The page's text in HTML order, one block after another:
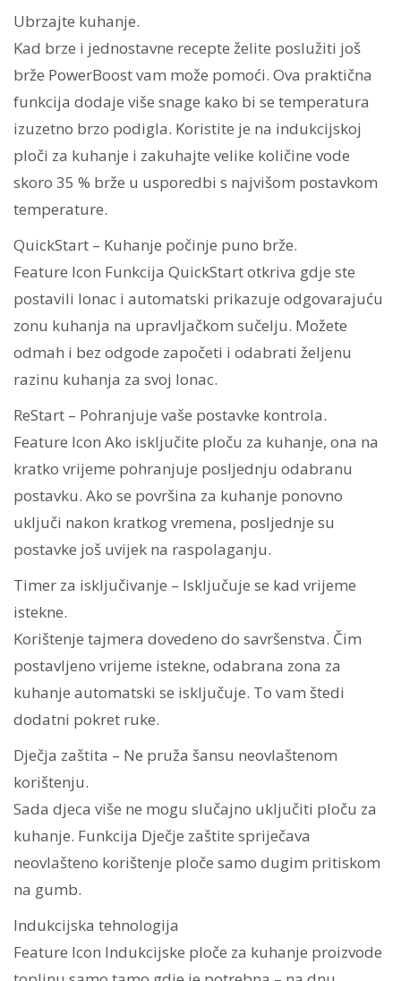
Ubrzajte kuhanje.
Kad brze i jednostavne recepte želite poslužiti još
brže PowerBoost vam može pomoći. Ova praktična
funkcija dodaje više snage kako bi se temperatura
izuzetno brzo podigla. Koristite je na indukcijskoj
ploči za kuhanje i zakuhajte velike količine vode
skoro 35 % brže u usporedbi s najvišom postavkom
temperature.
QuickStart – Kuhanje počinje puno brže.
Feature Icon Funkcija QuickStart otkriva gdje ste
postavili lonac i automatski prikazuje odgovarajuću
zonu kuhanja na upravljačkom sučelju. Možete
odmah i bez odgode započeti i odabrati željenu
razinu kuhanja za svoj lonac.
ReStart – Pohranjuje vaše postavke kontrola.
Feature Icon Ako isključite ploču za kuhanje, ona na
kratko vrijeme pohranjuje posljednju odabranu
postavku. Ako se površina za kuhanje ponovno
uključi nakon kratkog vremena, posljednje su
postavke još uvijek na raspolaganju.
Timer za isključivanje – Isključuje se kad vrijeme
istekne.
Korištenje tajmera dovedeno do savršenstva. Čim
postavljeno vrijeme istekne, odabrana zona za
kuhanje automatski se isključuje. To vam štedi
dodatni pokret ruke.
Dječja zaštita – Ne pruža šansu neovlaštenom
korištenju.
Sada djeca više ne mogu slučajno uključiti ploču za
kuhanje. Funkcija Dječje zaštite spriječava
neovlašteno korištenje ploče samo dugim pritiskom
na gumb.
Indukcijska tehnologija
Feature Icon Indukcijske ploče za kuhanje proizvode